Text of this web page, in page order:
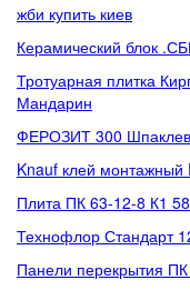
жби купить киев
Керамический блок
Тротуарная плитка
Мандарин
ФЕРОЗИТ 300
Knauf клей монтажный
Плита ПК 63-12-8 К1
Технофлор Стандарт
Панели перекрытия